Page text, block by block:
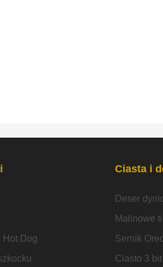
Hot Dog
Ciasta i
Deser
Malinowe
Sernik
Ciasto 3 bit